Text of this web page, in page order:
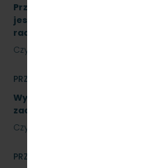
Przetarg nieograniczony,
jest wykonanie modernizacji
radiotelefonów [znak:
Czytaj dalej
PRZETARGI
Wykonanie naprawy
zadania. Numer referencyjny:
Czytaj dalej
PRZETARGI